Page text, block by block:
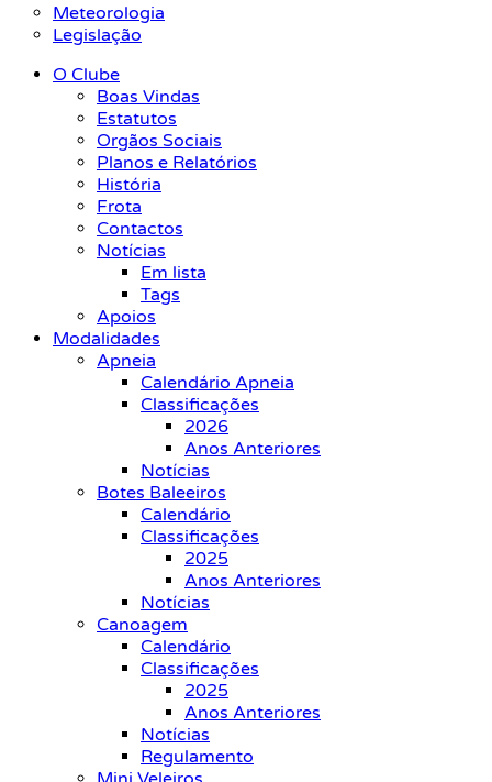
Meteorologia
Legislação
O Clube
Boas Vindas
Estatutos
Orgãos Sociais
Planos e Relatórios
História
Frota
Contactos
Notícias
Em lista
Tags
Apoios
Modalidades
Apneia
Calendário Apneia
Classificações
2026
Anos Anteriores
Notícias
Botes Baleeiros
Calendário
Classificações
2025
Anos Anteriores
Notícias
Canoagem
Calendário
Classificações
2025
Anos Anteriores
Notícias
Regulamento